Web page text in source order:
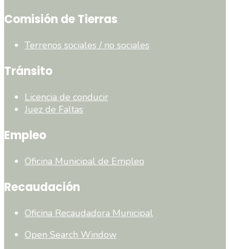
Comisión de Tierras
Terrenos sociales / no sociales
Tránsito
Licencia de conducir
Juez de Faltas
Empleo
Oficina Municipal de Empleo
Recaudación
Oficina Recaudadora Municipal
Open Search Window